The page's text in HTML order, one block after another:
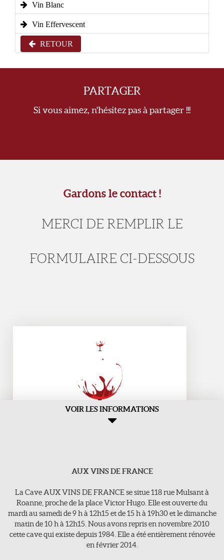
Vin Blanc
Vin Effervescent
RETOUR
PARTAGER
Si vous aimez, n'hésitez pas à partager !!!
Gardons le contact !
MERCI DE REMPLIR LE
FORMULAIRE CI-DESSOUS
Aux Vins de france
>118, rue Mulsant - 42300 Roanne
E-Mail : vins-de-france@orange.fr
Tel : 04 77 71 16 63
VOIR LES INFORMATIONS
AUX VINS DE FRANCE
La Cave AUX VINS DE FRANCE se situe 118 rue Mulsant à
Roanne, proche de la place Victor Hugo. Elle est ouverte du
mardi au samedi de 9 h à 12h15 et de 15 h à 19h30 et le dimanche
matin de 10 h à 12h15. Nous avons repris en novembre 2010
cette cave qui existe depuis 1984. Elle a été entièrement rénovée
en février 2014.